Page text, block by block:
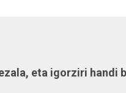
eta igorziri handi